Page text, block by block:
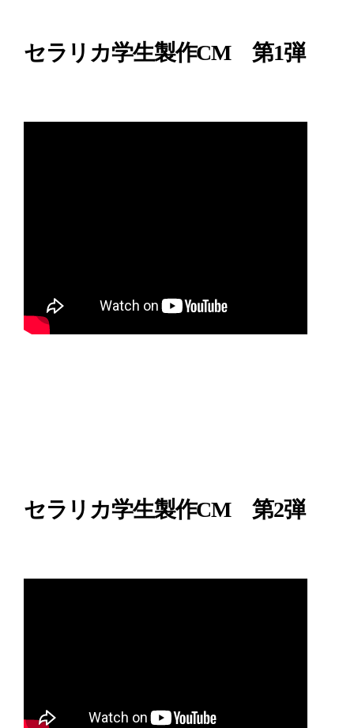
セラリカ学生製作CM 第1弾
セラリカ学生製作CM 第2弾